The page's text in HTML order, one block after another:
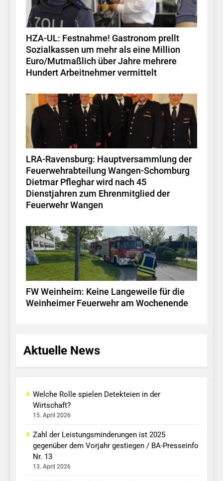
HZA-UL: Festnahme! Gastronom prellt
Sozialkassen um mehr als eine Million
Euro/Mutmaßlich über Jahre mehrere
Hundert Arbeitnehmer vermittelt
LRA-Ravensburg: Hauptversammlung der
Feuerwehrabteilung Wangen-Schomburg
Dietmar Pfleghar wird nach 45
Dienstjahren zum Ehrenmitglied der
Feuerwehr Wangen
FW Weinheim: Keine Langeweile für die
Weinheimer Feuerwehr am Wochenende
Aktuelle News
Welche Rolle spielen Detekteien in der
Wirtschaft?
15. April 2026
Zahl der Leistungsminderungen ist 2025
gegenüber dem Vorjahr gestiegen / BA-Presseinfo
Nr. 13
13. April 2026